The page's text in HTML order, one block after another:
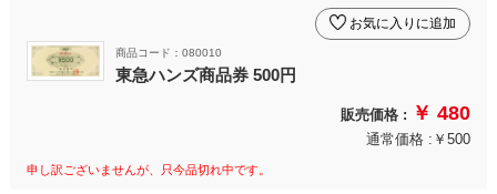
商品コード：080010
東急ハンズ商品券 500円
お気に入りに追加
販売価格 : ￥ 480
通常価格 :￥500
申し訳ございませんが、只今品切れ中です。